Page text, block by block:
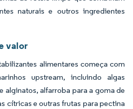
naturais e outros ingredientes
valor
alimentares começa com
upstream, incluindo algas
alginatos, alfarroba para a goma de
cítricas e outras frutas para pectina